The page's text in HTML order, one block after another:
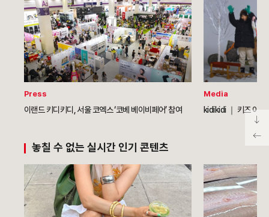
Press
이랜드 키디키디, 서울 코엑스 ‘코베 베이비페어’ 참여
Media
kidikidi ｜ 키즈 아우
놓칠 수 없는 실시간 인기 콘텐츠